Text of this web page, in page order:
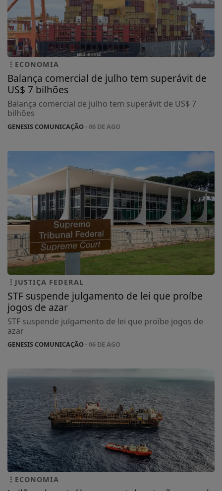
ECONOMIA
Balança comercial de julho tem superávit de
US$ 7 bilhões
Balança comercial de julho tem superávit de US$ 7
bilhões
GENESIS COMUNICAÇÃO- 06 DE AGO
JUSTIÇA FEDERAL
STF suspende julgamento de lei que proíbe
jogos de azar
STF suspende julgamento de lei que proíbe jogos de
azar
GENESIS COMUNICAÇÃO- 06 DE AGO
ECONOMIA